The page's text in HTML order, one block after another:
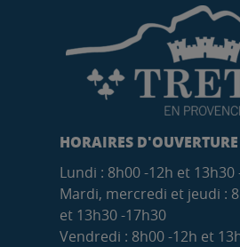
HORAIRES
Lundi : 8h00 -12h et 13h30
Mardi, mercredi et jeudi :
et 13h30 -17h30
Vendredi : 8h00 -12h et